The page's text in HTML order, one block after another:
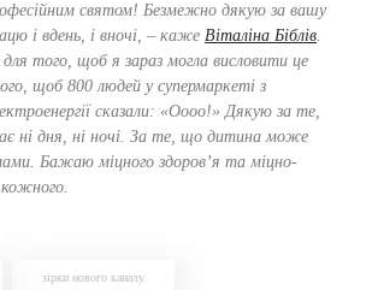
святом! Безмежно дякую за вашу
і вдень, і вночі, – каже Віталіна Біблів.
того, щоб я зараз могла висловити це
щоб 800 людей у супермаркеті з
сказали: «Оооо!» Дякую за те,
ні дня, ні ночі. За те, що дитина може
Бажаю міцного здоров’я та міцно-
зірки нового каналу